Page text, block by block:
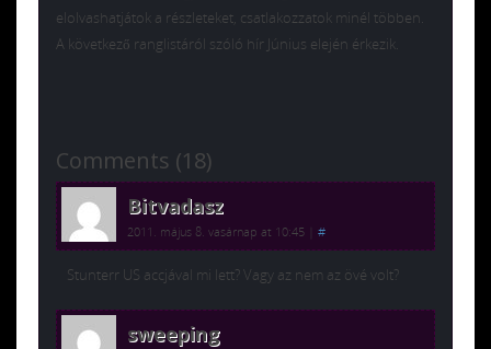
elolvashatjátok a részleteket, csatlakozzatok minél többen.
A következő ranglistáról szóló hír Június elején érkezik.
Comments (18)
Bitvadasz
2011. május 8. vasárnap at 10:45 #
Stunterr US accjával mi lett? Vagy az nem az övé volt?
sweeping